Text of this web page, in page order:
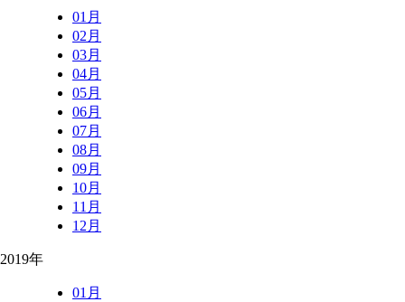
01月
02月
03月
04月
05月
06月
07月
08月
09月
10月
11月
12月
2019年
01月